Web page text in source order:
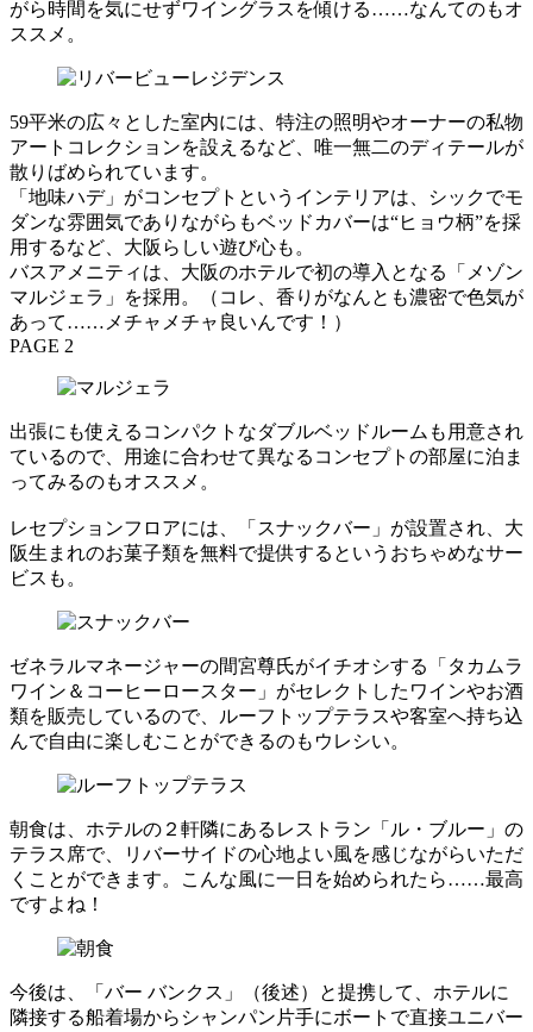
がら時間を気にせずワイングラスを傾ける……なんてのもオ
ススメ。
59平米の広々とした室内には、特注の照明やオーナーの私物
アートコレクションを設えるなど、唯一無二のディテールが
散りばめられています。
「地味ハデ」がコンセプトというインテリアは、シックでモ
ダンな雰囲気でありながらもベッドカバーは“ヒョウ柄”を採
用するなど、大阪らしい遊び心も。
バスアメニティは、大阪のホテルで初の導入となる「メゾン
マルジェラ」を採用。（コレ、香りがなんとも濃密で色気が
あって……メチャメチャ良いんです！）
PAGE 2
出張にも使えるコンパクトなダブルベッドルームも用意され
ているので、用途に合わせて異なるコンセプトの部屋に泊ま
ってみるのもオススメ。
レセプションフロアには、「スナックバー」が設置され、大
阪生まれのお菓子類を無料で提供するというおちゃめなサー
ビスも。
ゼネラルマネージャーの間宮尊氏がイチオシする「タカムラ
ワイン＆コーヒーロースター」がセレクトしたワインやお酒
類を販売しているので、ルーフトップテラスや客室へ持ち込
んで自由に楽しむことができるのもウレシい。
朝食は、ホテルの２軒隣にあるレストラン「ル・ブルー」の
テラス席で、リバーサイドの心地よい風を感じながらいただ
くことができます。こんな風に一日を始められたら……最高
ですよね！
今後は、「バー バンクス」（後述）と提携して、ホテルに
隣接する船着場からシャンパン片手にボートで直接ユニバー